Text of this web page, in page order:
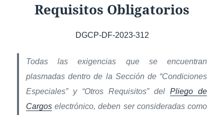
Requisitos Obligatorios
DGCP-DF-2023-312
Todas las exigencias que se encuentran
plasmadas dentro de la Sección de “Condiciones
Especiales” y “Otros Requisitos” del Pliego de
Cargos electrónico, deben ser consideradas como